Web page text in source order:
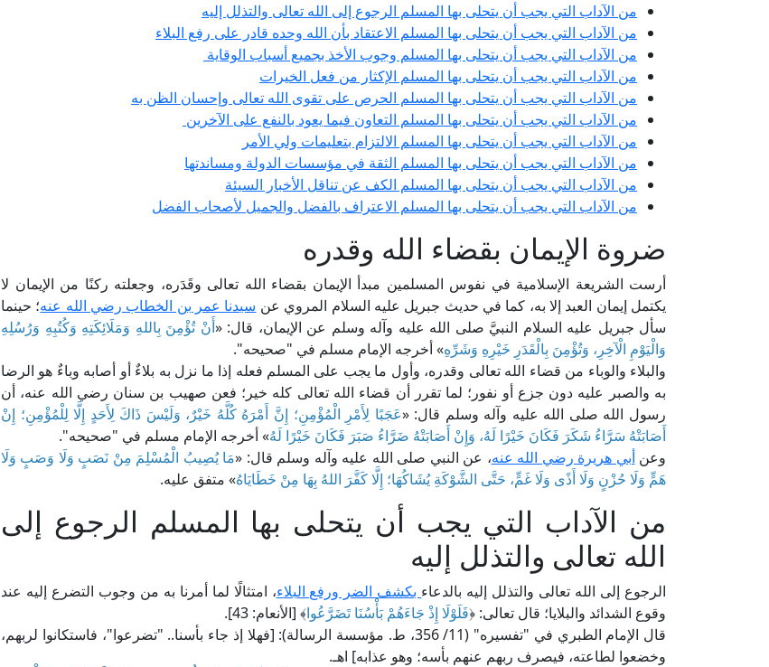
من الآداب التي يجب أن يتحلى بها المسلم الرجوع إلى الله تعالى والتذلل إليه
من الآداب التي يجب أن يتحلى بها المسلم الاعتقاد بأن الله وحده قادر على رفع البلاء
من الآداب التي يجب أن يتحلى بها المسلم وجوب الأخذ بجميع أسباب الوقاية
من الآداب التي يجب أن يتحلى بها المسلم الإكثار من فعل الخيرات
من الآداب التي يجب أن يتحلى بها المسلم الحرص على تقوى الله تعالى وإحسان الظن به
من الآداب التي يجب أن يتحلى بها المسلم التعاون فيما يعود بالنفع على الآخرين
من الآداب التي يجب أن يتحلى بها المسلم الالتزام بتعليمات ولي الأمر
من الآداب التي يجب أن يتحلى بها المسلم الثقة في مؤسسات الدولة ومساندتها
من الآداب التي يجب أن يتحلى بها المسلم الكف عن تناقل الأخبار السيئة
من الآداب التي يجب أن يتحلى بها المسلم الاعتراف بالفضل والجميل لأصحاب الفضل
ضروة الإيمان بقضاء الله وقدره
أرست الشريعة الإسلامية في نفوس المسلمين مبدأ الإيمان بقضاء الله تعالى وقَدَره، وجعلته ركنًا من الإيمان لا
يكتمل إيمان العبد إلا به، كما في حديث جبريل عليه السلام المروي عن سيدنا عمر بن الخطاب رضي الله عنه؛ حينما
سأل جبريل عليه السلام النبيَّ صلى الله عليه وآله وسلم عن الإيمان، قال: «أَنْ تُؤْمِنَ بِاللهِ وَمَلَائِكَتِهِ وَكُتُبِهِ وَرُسُلِهِ
وَالْيَوْمِ الْآخِرِ، وَتُؤْمِنَ بِالْقَدَرِ خَيْرِهِ وَشَرِّهِ» أخرجه الإمام مسلم في "صحيحه".
والبلاء والوباء من قضاء الله تعالى وقدره، وأول ما يجب على المسلم فعله إذا ما نزل به بلاءٌ أو أصابه وباءٌ هو الرضا
به والصبر عليه دون جزع أو نفور؛ لما تقرر أن قضاء الله تعالى كله خير؛ فعن صهيب بن سنان رضي الله عنه، أن
رسول الله صلى الله عليه وآله وسلم قال: «عَجَبًا لِأَمْرِ الْمُؤْمِنِ؛ إِنَّ أَمْرَهُ كُلَّهُ خَيْرٌ، وَلَيْسَ ذَاكَ لِأَحَدٍ إِلَّا لِلْمُؤْمِنِ؛ إِنْ
أَصَابَتْهُ سَرَّاءُ شَكَرَ فَكَانَ خَيْرًا لَهُ، وَإِنْ أَصَابَتْهُ ضَرَّاءُ صَبَرَ فَكَانَ خَيْرًا لَهُ» أخرجه الإمام مسلم في "صحيحه".
وعنأبي هريرة رضي الله عنه، عن النبي صلى الله عليه وآله وسلم قال: «مَا يُصِيبُ الْمُسْلِمَ مِنْ نَصَبٍ وَلَا وَصَبٍ وَلَا
هَمٍّ وَلَا حُزْنٍ وَلَا أَذًى وَلَا غَمٍّ، حَتَّى الشَّوْكَةِ يُشَاكُهَا؛ إِلَّا كَفَّرَ اللهُ بِهَا مِنْ خَطَايَاهُ» متفق عليه.
من الآداب التي يجب أن يتحلى بها المسلم الرجوع إلى
الله تعالى والتذلل إليه
الرجوع إلى الله تعالى والتذلل إليه بالدعاء بكشف الضر ورفع البلاء، امتثالًا لما أمرنا به من وجوب التضرع إليه عند
وقوع الشدائد والبلايا؛ قال تعالى: ﴿فَلَوْلَا إِذْ جَاءَهُمْ بَأْسُنَا تَضَرَّعُوا﴾ [الأنعام: 43].
قال الإمام الطبري في "تفسيره" (11/ 356، ط. مؤسسة الرسالة): [فهلا إذ جاء بأسنا.. "تضرعوا"، فاستكانوا لربهم،
وخضعوا لطاعته، فيصرف ربهم عنهم بأسه؛ وهو عذابه] اهـ.